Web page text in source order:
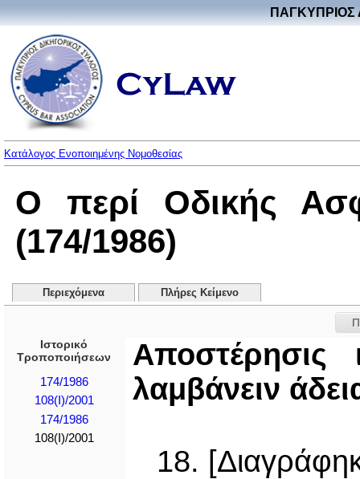
ΠΑΓΚΥΠΡΙΟΣ
Κατάλογος Ενοποιημένης Νομοθεσίας
Ο περί Οδικής
(174/1986)
Περιεχόμενα Πλήρες Κείμενο
Ιστορικό
Τροποποιήσεων
174/1986
108(I)/2001
174/1986
108(I)/2001
Αποστέρησις
λαμβάνειν
18.